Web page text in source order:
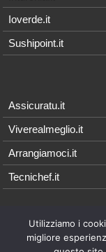
Ioverde.it
Sushipoint.it
Assicuratu.it
Viverealmeglio.it
Arrangiamoci.it
Tecnichef.it
© 2026 -
sono di proprietà
Utilizziamo i
migliore